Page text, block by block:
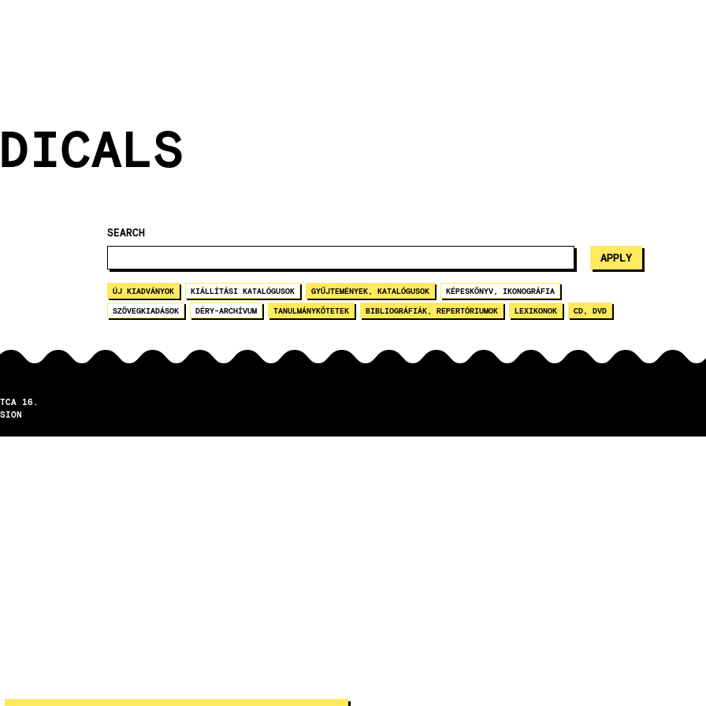
SEARCH
ÚJ KIADVÁNYOK KIÁLLÍTÁSI KATALÓGUSOK GYŰJTEMÉNYEK, KATALÓGUSOK KÉPESKÖNYV, IKONOGRÁFIA
SZÖVEGKIADÁSOK DÉRY-ARCHÍVUM TANULMÁNYKÖTETEK BIBLIOGRÁFIÁK, REPERTÓRIUMOK LEXIKONOK CD, DVD
16.